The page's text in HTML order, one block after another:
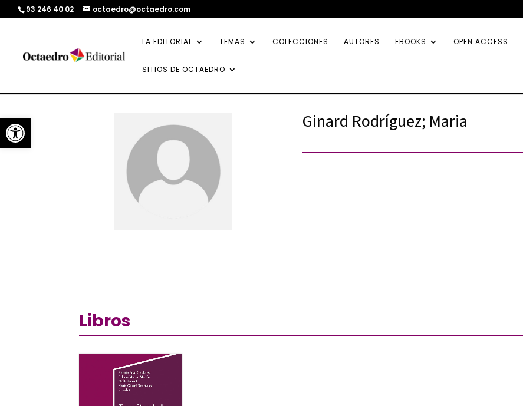
Abrir barra de herramientas
93 246 40 02 octaedro@octaedro.com
LA EDITORIAL TEMAS COLECCIONES AUTORES EBOOKS OPEN ACCESS
SITIOS DE OCTAEDRO
Ginard Rodríguez; Maria
Libros